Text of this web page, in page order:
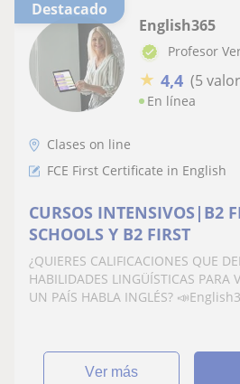
Destacado
English365
Profesor
★ 4,4 (5
En línea
Clases on line
FCE First Certificate in English
CURSOS INTENSIVOS|B2
SCHOOLS Y B2 FIRST
¿QUIERES CALIFICACIONES QUE
HABILIDADES LINGÜÍSTICAS PARA
UN PAÍS HABLA INGLÉS?
ver más